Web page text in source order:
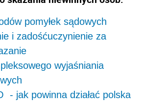
pomyłek sądowych
i zadośćuczynienie za
wyjaśniania
- jak powinna działać polska